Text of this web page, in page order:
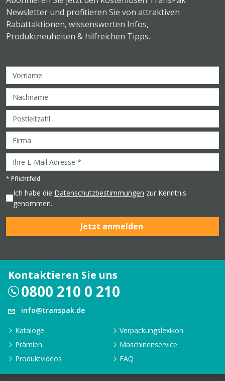
Newsletter und profitieren Sie von attraktiven
Rabattaktionen, wissenswerten Infos,
Produktneuheiten & hilfreichen Tipps.
* Pflichtfeld
Ich habe die Datenschutzbestimmungen zur Kenntnis
genommen.
Jetzt anmelden
Kontaktieren Sie uns
0800 210 0 210
info@transpak.de
Kataloge
Verpackungslexikon
Prämien
Maschinenservice
Produktvideos
FAQ